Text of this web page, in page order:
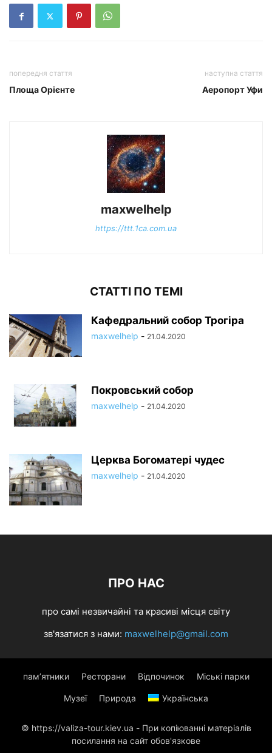
попередня стаття
Площа Орієнте
наступна стаття
Аеропорт Уфи
maxwelhelp
https://ttt.1ca.com.ua
СТАТТІ ПО ТЕМІ
Кафедральний собор Трогіра
maxwelhelp - 21.04.2020
Покровський собор
maxwelhelp - 21.04.2020
Церква Богоматері чудес
maxwelhelp - 21.04.2020
ПРО НАС
про самі незвичайні та красиві місця світу
зв'язатися з нами: maxwelhelp@gmail.com
пам’ятники Ресторани Відпочинок Міські парки
Музеї Природа Українська
© https://valiza-tour.kiev.ua - При копіюванні матеріалів
посилання на сайт обов'язкове